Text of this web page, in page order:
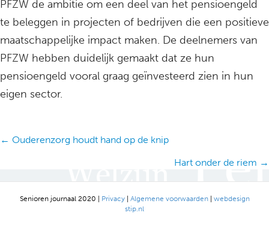
PFZW de ambitie om een deel van het pensioengeld
te beleggen in projecten of bedrijven die een positieve
maatschappelijke impact maken. De deelnemers van
PFZW hebben duidelijk gemaakt dat ze hun
pensioengeld vooral graag geïnvesteerd zien in hun
eigen sector.
Posts
← Ouderenzorg houdt hand op de knip
Hart onder de riem →
Senioren journaal 2020 | Privacy| Algemene voorwaarden| webdesign
stip.nl